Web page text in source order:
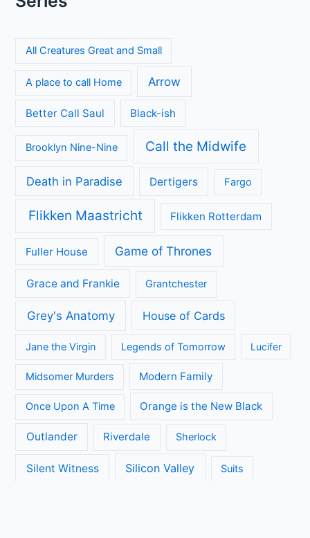
All Creatures Great and Small
A place to call Home Arrow
Better Call Saul Black-ish
Brooklyn Nine-Nine Call the Midwife
Death in Paradise Dertigers Fargo
Flikken Maastricht Flikken Rotterdam
Fuller House Game of Thrones
Grace and Frankie Grantchester
Grey's Anatomy House of Cards
Jane the Virgin Legends of Tomorrow Lucifer
Midsomer Murders Modern Family
Once Upon A Time Orange is the New Black
Outlander Riverdale Sherlock
Silent Witness Silicon Valley Suits